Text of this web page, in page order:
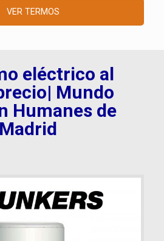
VER TERMOS
eléctrico al
Mundo
Humanes de
Madrid